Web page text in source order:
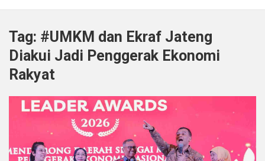
Tag: #UMKM dan Ekraf Jateng
Diakui Jadi Penggerak Ekonomi
Rakyat